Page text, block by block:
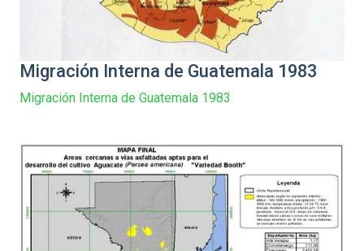
Migración Interna de Guatemala 1983
Migración Interna de Guatemala 1983